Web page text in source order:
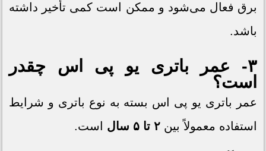
برق فعال می‌شود و ممکن است کمی تأخیر داشته
باشد.
۳- عمر باتری یو پی اس چقدر
است؟
عمر باتری یو پی اس بسته به نوع باتری و شرایط
استفاده معمولاً بین ۲ تا ۵ سال است.